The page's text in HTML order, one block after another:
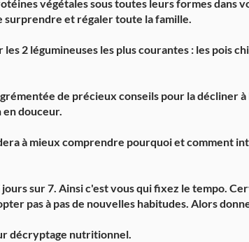
végétales sous toutes leurs formes dans
surprendre et régaler toute la famille.
2 légumineuses les plus courantes : les pois
de précieux conseils pour la décliner
douceur.
à mieux comprendre pourquoi et comment
sur 7. Ainsi c'est vous qui fixez le tempo.
pas à pas de nouvelles habitudes. Alors